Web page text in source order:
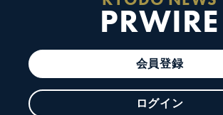
PRWIRE
会員登録
ログイン